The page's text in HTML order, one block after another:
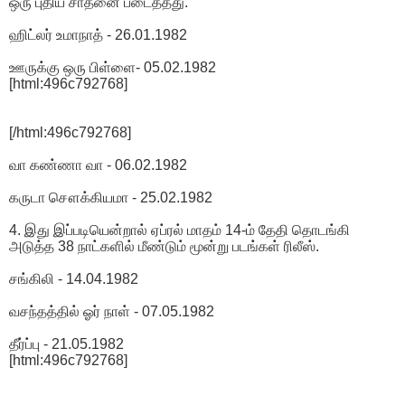
ஹிட்லர் உமாநாத் - 26.01.1982
ஊருக்கு ஒரு பிள்ளை- 05.02.1982
[html:496c792768]
[/html:496c792768]
வா கண்ணா வா - 06.02.1982
கருடா சௌக்கியமா - 25.02.1982
4. இது இப்படியென்றால் ஏப்ரல் மாதம் 14-ம் தேதி தொடங்கி
அடுத்த 38 நாட்களில் மீண்டும் மூன்று படங்கள் ரிலீஸ்.
சங்கிலி - 14.04.1982
வசந்தத்தில் ஓர் நாள் - 07.05.1982
தீர்ப்பு - 21.05.1982
[html:496c792768]